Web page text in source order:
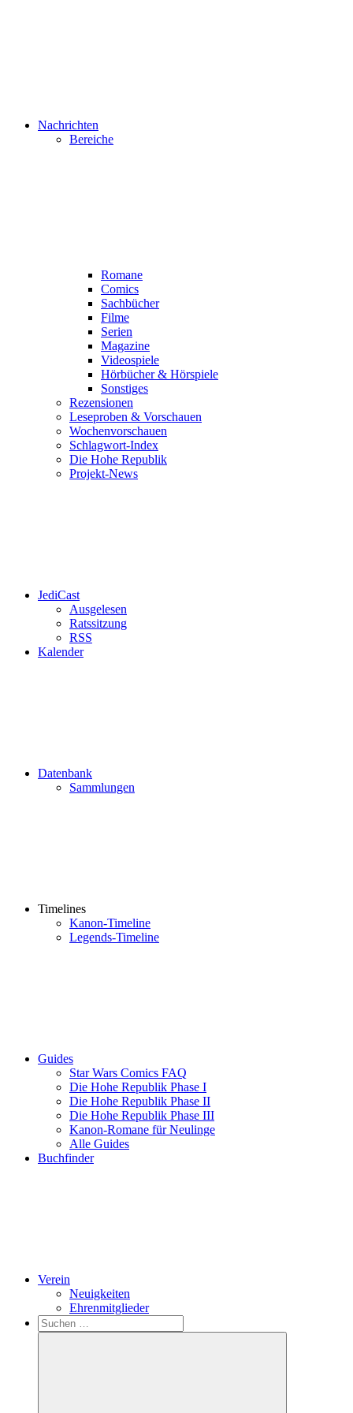
Nachrichten
Bereiche
Romane
Comics
Sachbücher
Filme
Serien
Magazine
Videospiele
Hörbücher & Hörspiele
Sonstiges
Rezensionen
Leseproben & Vorschauen
Wochenvorschauen
Schlagwort-Index
Die Hohe Republik
Projekt-News
JediCast
Ausgelesen
Ratssitzung
RSS
Kalender
Datenbank
Sammlungen
Timelines
Kanon-Timeline
Legends-Timeline
Guides
Star Wars Comics FAQ
Die Hohe Republik Phase I
Die Hohe Republik Phase II
Die Hohe Republik Phase III
Kanon-Romane für Neulinge
Alle Guides
Buchfinder
Verein
Neuigkeiten
Ehrenmitglieder
Search
Suchen
nach: